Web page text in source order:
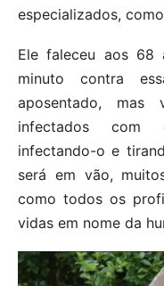
especializados,
Ele faleceu aos
minuto contra
aposentado, mas
infectados com
infectando-o e
será em vão,
como todos os
vidas em nome da